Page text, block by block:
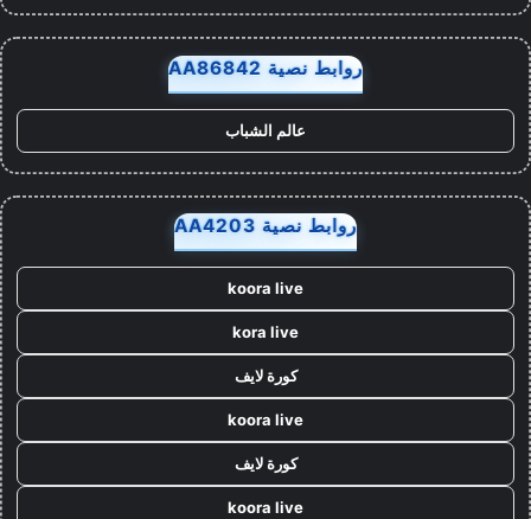
روابط نصية AA86842
عالم الشباب
روابط نصية AA4203
koora live
kora live
كورة لايف
koora live
كورة لايف
koora live